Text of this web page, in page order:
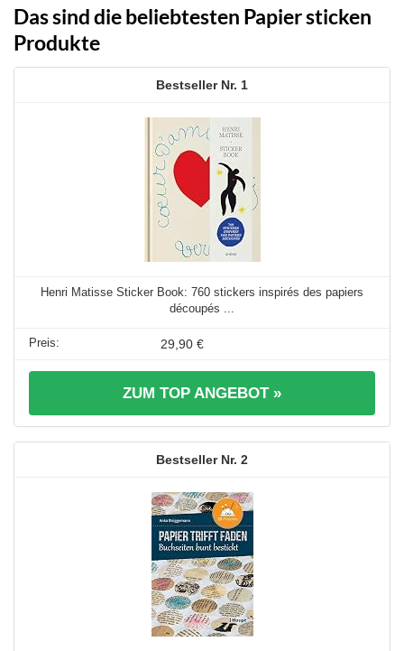
Das sind die beliebtesten Papier sticken
Produkte
1
Henri Matisse Sticker Book: 760 stickers inspirés des papiers
découpés ...
29,90 €
ZUM TOP ANGEBOT »
2